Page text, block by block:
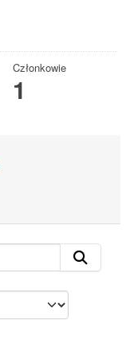
Członkowie
1